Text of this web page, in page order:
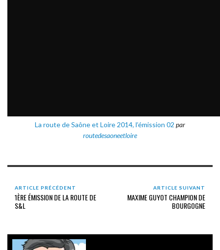
La route de Saône et Loire 2014, l’émission 02 par
routedesaoneetloire
ARTICLE PRÉCÉDENT
1ÈRE ÉMISSION DE LA ROUTE DE
S&L
ARTICLE SUIVANT
MAXIME GUYOT CHAMPION DE
BOURGOGNE